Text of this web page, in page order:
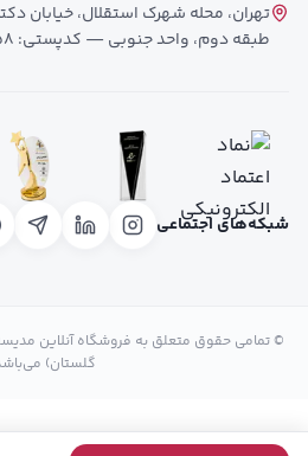
طبقه دوم، واحد جنوبی — کدپستی: 1389798358
شبکه‌های اجتماعی
© تمامی حقوق متعلق به فروشگاه آنلاین
گلستان)